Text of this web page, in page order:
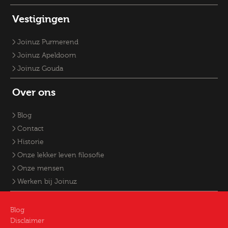
Vestigingen
Joinuz Purmerend
Joinuz Apeldoorn
Joinuz Gouda
Over ons
Blog
Contact
Historie
Onze lekker leven filosofie
Onze mensen
Werken bij Joinuz
Blog
Disclaimer